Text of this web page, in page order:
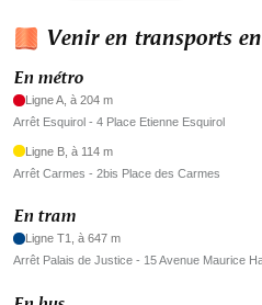
Venir en transports
En métro
Ligne A, à 204 m
Arrêt Esquirol - 4 Place Etienne Esquirol
Ligne B, à 114 m
Arrêt Carmes - 2bis Place des Carmes
En tram
Ligne T1, à 647 m
Arrêt Palais de Justice - 15 Avenue Maurice